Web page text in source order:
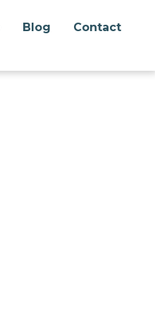
Blog Contact